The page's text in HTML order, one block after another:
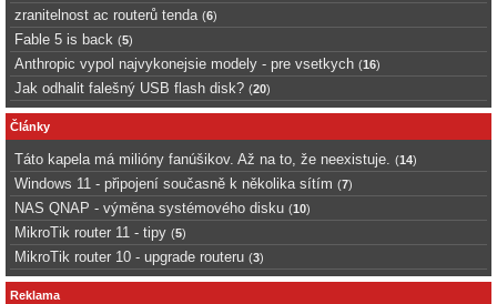
zranitelnost ac routerů tenda (6)
Fable 5 is back (5)
Anthropic vypol najvykonejsie modely - pre vsetkych (16)
Jak odhalit falešný USB flash disk? (20)
Články
Táto kapela má milióny fanúšikov. Až na to, že neexistuje. (14)
Windows 11 - připojení současně k několika sítím (7)
NAS QNAP - výměna systémového disku (10)
MikroTik router 11 - tipy (5)
MikroTik router 10 - upgrade routeru (3)
Reklama